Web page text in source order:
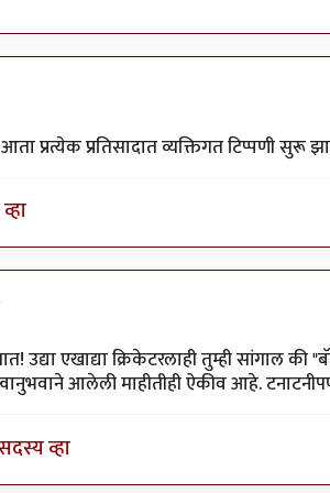
आत्मा
प्रत्येक प्रतिसादात व्यक्तिगत टिप्पणी
देताbyश्रीगुरुजी
उद्या एखाद्या क्रिकेटरलाही तुम्ही सांगाल की
आलेली माहीतीही ऐकीव आहे.
व्हा